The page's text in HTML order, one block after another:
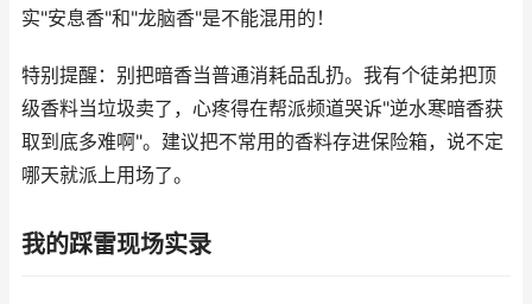
实"安息香"和"龙脑香"是不能混用的！
特别提醒：别把暗香当普通消耗品乱扔。我有个徒弟把顶
级香料当垃圾卖了，心疼得在帮派频道哭诉"逆水寒暗香获
取到底多难啊"。建议把不常用的香料存进保险箱，说不定
哪天就派上用场了。
我的踩雷现场实录